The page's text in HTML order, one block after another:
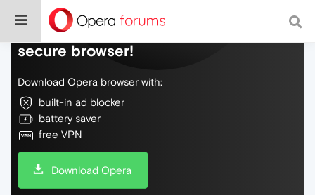
Do more on the web, with a fast and
secure browser!
Download Opera browser with:
built-in ad blocker
battery saver
free VPN
Download Opera